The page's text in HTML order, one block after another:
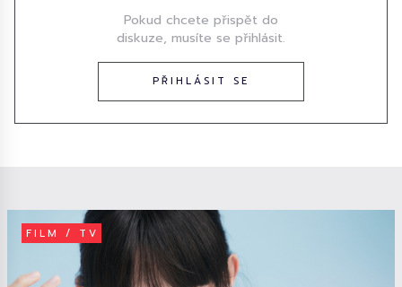
Pokud chcete přispět do
diskuze, musíte se přihlásit.
PŘIHLÁSIT SE
FILM / TV